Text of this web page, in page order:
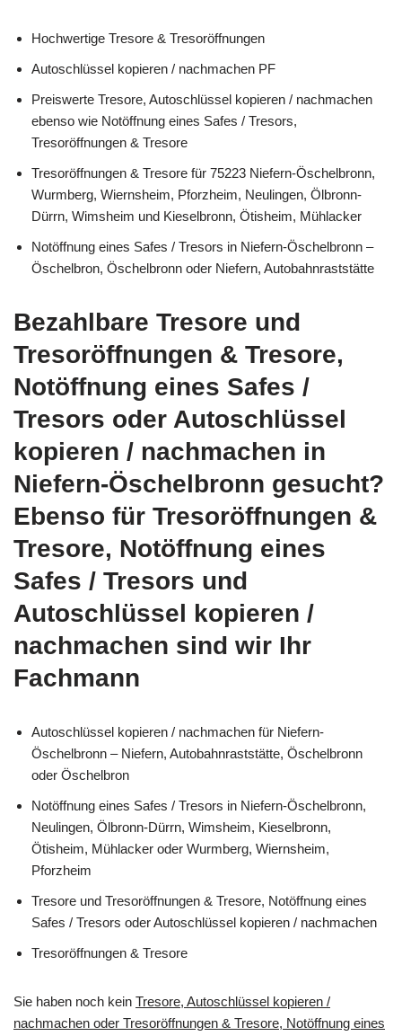
Hochwertige Tresore & Tresoröffnungen
Autoschlüssel kopieren / nachmachen PF
Preiswerte Tresore, Autoschlüssel kopieren / nachmachen
ebenso wie Notöffnung eines Safes / Tresors,
Tresoröffnungen & Tresore
Tresoröffnungen & Tresore für 75223 Niefern-Öschelbronn,
Wurmberg, Wiernsheim, Pforzheim, Neulingen, Ölbronn-
Dürrn, Wimsheim und Kieselbronn, Ötisheim, Mühlacker
Notöffnung eines Safes / Tresors in Niefern-Öschelbronn –
Öschelbron, Öschelbronn oder Niefern, Autobahnraststätte
Bezahlbare Tresore und
Tresoröffnungen & Tresore,
Notöffnung eines Safes /
Tresors oder Autoschlüssel
kopieren / nachmachen in
Niefern-Öschelbronn gesucht?
Ebenso für Tresoröffnungen &
Tresore, Notöffnung eines
Safes / Tresors und
Autoschlüssel kopieren /
nachmachen sind wir Ihr
Fachmann
Autoschlüssel kopieren / nachmachen für Niefern-
Öschelbronn – Niefern, Autobahnraststätte, Öschelbronn
oder Öschelbron
Notöffnung eines Safes / Tresors in Niefern-Öschelbronn,
Neulingen, Ölbronn-Dürrn, Wimsheim, Kieselbronn,
Ötisheim, Mühlacker oder Wurmberg, Wiernsheim,
Pforzheim
Tresore und Tresoröffnungen & Tresore, Notöffnung eines
Safes / Tresors oder Autoschlüssel kopieren / nachmachen
Tresoröffnungen & Tresore
Sie haben noch kein Tresore, Autoschlüssel kopieren /
nachmachen oder Tresoröffnungen & Tresore, Notöffnung eines